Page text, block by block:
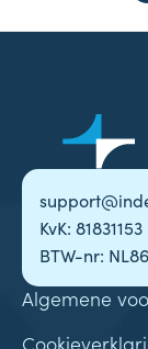
KvK: 81831153
BTW-nr:
Algemene